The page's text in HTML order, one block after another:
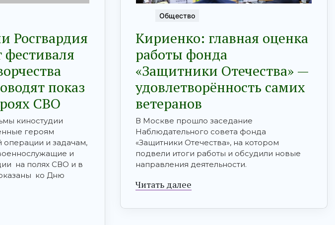
Росгвардия
фестиваля
показ
СВО
киностудии
героям
операции и задачам,
и
на полях СВО и в
ко Дню
Общество
Кириенко: главная оценка
работы фонда
«Защитники Отечества» —
удовлетворённость самих
ветеранов
В Москве прошло заседание
Наблюдательного совета фонда
«Защитники Отечества», на котором
подвели итоги работы и обсудили новые
направления деятельности.
Читать далее